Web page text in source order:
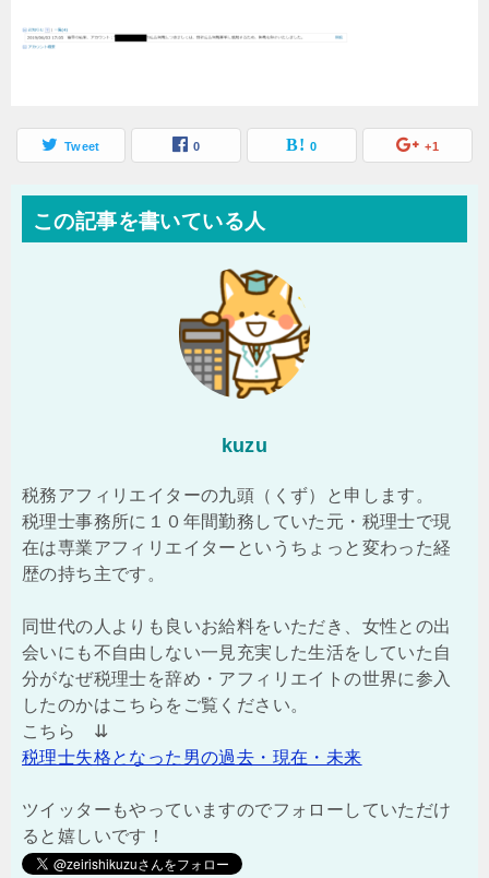
Tweet 0 0 +1
この記事を書いている人
kuzu
税務アフィリエイターの九頭（くず）と申します。
税理士事務所に１０年間勤務していた元・税理士で現
在は専業アフィリエイターというちょっと変わった経
歴の持ち主です。
同世代の人よりも良いお給料をいただき、女性との出
会いにも不自由しない一見充実した生活をしていた自
分がなぜ税理士を辞め・アフィリエイトの世界に参入
したのかはこちらをご覧ください。
こちら ⇊
税理士失格となった男の過去・現在・未来
ツイッターもやっていますのでフォローしていただけ
ると嬉しいです！